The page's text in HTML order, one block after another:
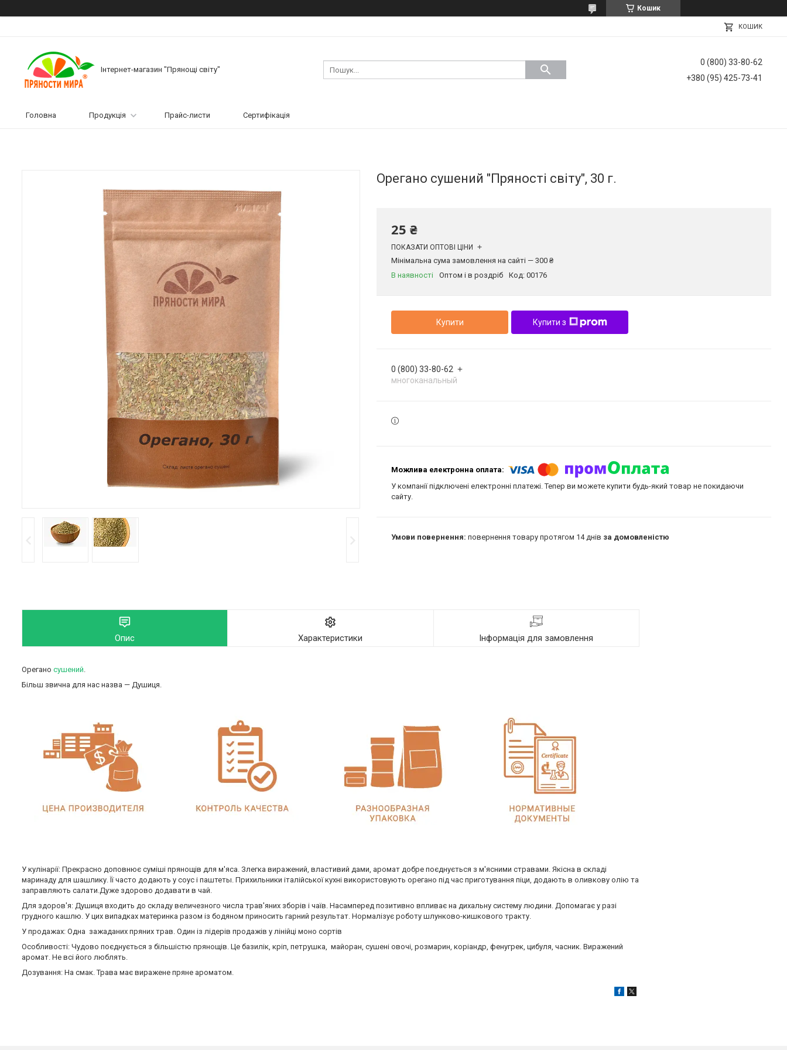
Кошик
КОШИК
Інтернет-магазин "Прянощі світу"
0 (800) 33-80-62
+380 (95) 425-73-41
Головна Продукція Прайс-листи Сертифікація
Орегано сушений "Пряності світу", 30 г.
25 ₴
ПОКАЗАТИ ОПТОВІ ЦІНИ
Мінімальна сума замовлення на сайті — 300 ₴
В наявності
Оптом і в роздріб Код: 00176
Купити Купити з
0 (800) 33-80-62
многоканальный
У компанії підключені електронні платежі. Тепер ви можете купити будь-який товар не покидаючи
сайту.
повернення товару протягом 14 днів за домовленістю
Опис Характеристики Інформація для замовлення
Орегано сушений.
Більш звична для нас назва — Душиця.
У кулінарії: Прекрасно доповнює суміші прянощів для м'яса. Злегка виражений, властивий дами, аромат добре поєднується з м'ясними стравами. Якісна в складі
маринаду для шашлику. Її часто додають у соус і паштеты. Прихильники італійської кухні використовують орегано під час приготування піци, додають в оливкову олію та
заправляють салати.Дуже здорово додавати в чай.
Для здоров'я: Душиця входить до складу величезного числа трав'яних зборів і чаїв. Насамперед позитивно впливає на дихальну систему людини. Допомагає у разі
грудного кашлю. У цих випадках материнка разом із бодяном приносить гарний результат. Нормалізує роботу шлунково-кишкового тракту.
У продажах: Одна зажаданих пряних трав. Один із лідерів продажів у лінійці моно сортів
Особливості: Чудово поєднується з більшістю прянощів. Це базилік, кріп, петрушка, майоран, сушені овочі, розмарин, коріандр, фенугрек, цибуля, часник. Виражений
аромат. Не всі його люблять.
Дозування: На смак. Трава має виражене пряне ароматом.